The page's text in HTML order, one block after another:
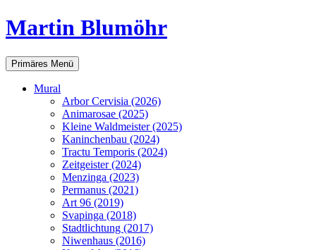
Martin Blumöhr
Suchen
Primäres Menü Zum
Inhalt
Mural
Arbor Cervisia (2026)
Animarosae (2025)
Kleine Waldmeister (2025)
Kaninchenbau (2024)
Tractu Temporis (2024)
Zeitgeister (2024)
Menzinga (2023)
Permanus (2021)
Art 96 (2019)
Svapinga (2018)
Stadtlichtung (2017)
Niwenhaus (2016)